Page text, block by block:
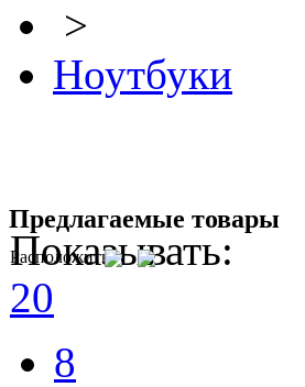
>
Ноутбуки
Предлагаемые товары
Расположить
Показывать:
20
8